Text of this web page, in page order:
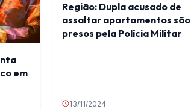
em
Região: Dupla acusado de
assaltar apartamentos são
presos pela Polícia Militar
13/11/2024